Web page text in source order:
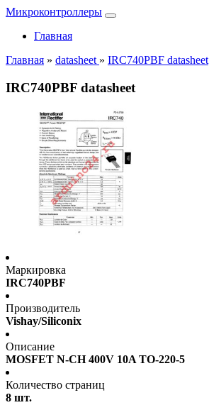
Микроконтроллеры
Главная
Главная » datasheet » IRC740PBF datasheet
IRC740PBF datasheet
Маркировка
IRC740PBF
Производитель
Vishay/Siliconix
Описание
MOSFET N-CH 400V 10A TO-220-5
Количество страниц
8 шт.